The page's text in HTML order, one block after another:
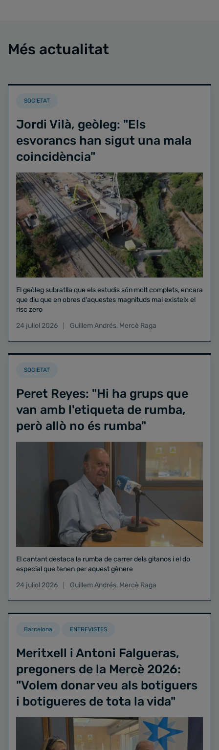
Més actualitat
SOCIETAT
Jordi Vilà, geòleg: "Els
esvorancs han sigut una mala
coincidència"
El geòleg subratlla que els estudis són molt complets, encara
que diu que en obres d'aquestes magnituds mai existeix el
risc zero
24 juliol 2026
Guillem Andrés, Mercè Raga
SOCIETAT
Peret Reyes: "Hi ha grups que
van amb l'etiqueta de rumba,
però allò no és rumba"
El cantant destaca la rumba de carrer dels gitanos i el do
especial que tenen per aquest gènere
24 juliol 2026
Guillem Andrés, Mercè Raga
Barcelona ENTREVISTES
Meritxell i Antoni Falgueras,
pregoners de la Mercè 2026:
"Volem donar veu als botiguers
i botigueres de tota la vida"